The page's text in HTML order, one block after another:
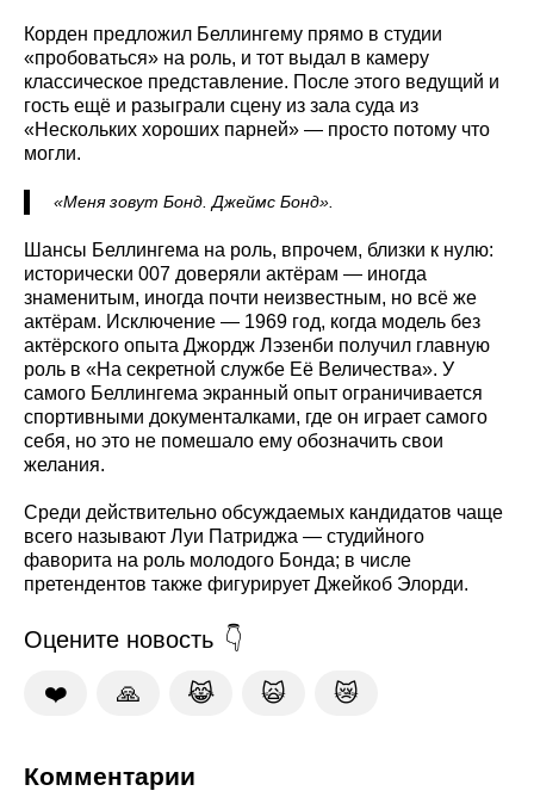
Корден предложил Беллингему прямо в студии
«пробоваться» на роль, и тот выдал в камеру
классическое представление. После этого ведущий и
гость ещё и разыграли сцену из зала суда из
«Нескольких хороших парней» — просто потому что
могли.
«Меня зовут Бонд. Джеймс Бонд».
Шансы Беллингема на роль, впрочем, близки к нулю:
исторически 007 доверяли актёрам — иногда
знаменитым, иногда почти неизвестным, но всё же
актёрам. Исключение — 1969 год, когда модель без
актёрского опыта Джордж Лэзенби получил главную
роль в «На секретной службе Её Величества». У
самого Беллингема экранный опыт ограничивается
спортивными документалками, где он играет самого
себя, но это не помешало ему обозначить свои
желания.
Среди действительно обсуждаемых кандидатов чаще
всего называют Луи Патриджа — студийного
фаворита на роль молодого Бонда; в числе
претендентов также фигурирует Джейкоб Элорди.
Оцените новость
❤️ 🙏 😹 🙀 😿
Комментарии